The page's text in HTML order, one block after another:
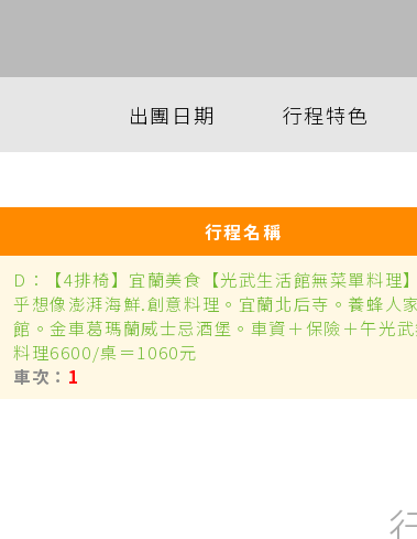
出團日期 行程特色
行程名稱
D：【4排椅】宜蘭美食【光武生活館無菜單料理
乎想像澎湃海鮮.創意料理。宜蘭北后寺。養蜂人
館。金車葛瑪蘭威士忌酒堡。車資＋保險＋午光
料理6600/桌＝1060元
1